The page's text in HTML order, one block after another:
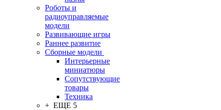
Роботы и
радиоуправляемые
модели
Развивающие игры
Раннее развитие
Сборные модели
Интерьерные
миниатюры
Сопутствующие
товары
Техника
+ ЕЩЕ 5